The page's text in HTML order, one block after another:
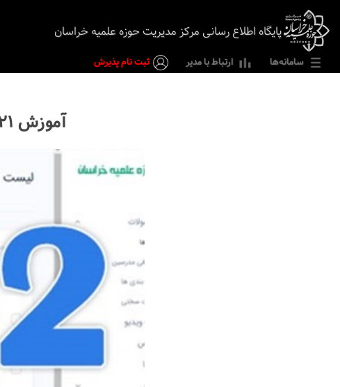
پایگاه اطلاع رسانی مرکز مدیریت حوزه علمیه خراسان
سامانه‌ها ارتباط با مدیر ثبت نام پذیرش
آموزش ۲۱ - LMS2: نحوه مرتب‌سازی سوالات یک آزمون